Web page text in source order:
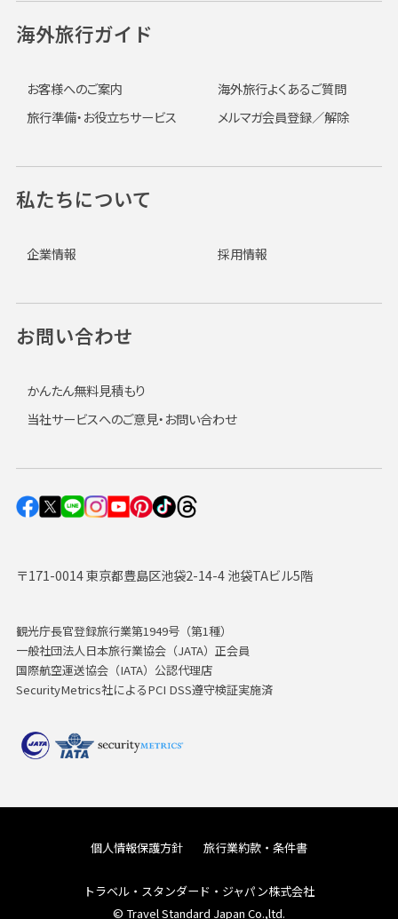
〒171-0014 東京都豊島区池袋2-14-4 池袋TAビル5階
観光庁長官登録旅行業第1949号（第1種）
一般社団法人日本旅行業協会（JATA）正会員
国際航空運送協会（IATA）公認代理店
SecurityMetrics社によるPCI DSS遵守検証実施済
海外旅行ガイド
お客様へのご案内
海外旅行よくあるご質問
旅行準備・お役立ちサービス
メルマガ会員登録／解除
私たちについて
企業情報 採用情報
お問い合わせ
かんたん無料見積もり
当社サービスへのご意見・お問い合わせ
個人情報保護方針 旅行業約款・条件書
トラベル・スタンダード・ジャパン株式会社
© Travel Standard Japan Co.,ltd.